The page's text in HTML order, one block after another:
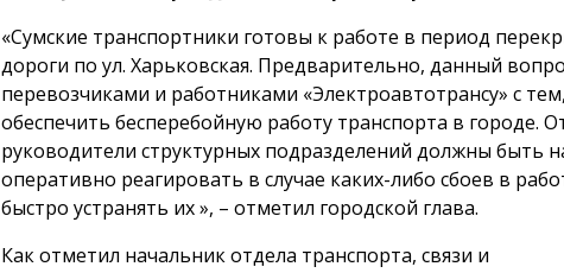
«Сумские транспортники готовы к работе в период
дороги по ул. Харьковская. Предварительно, данный
перевозчиками и работниками «Электроавтотрансу» с
обеспечить бесперебойную работу транспорта в городе.
руководители структурных подразделений должны быть
оперативно реагировать в случае каких-либо сбоев в
быстро устранять их », – отметил городской глава.
Как отметил начальник отдела транспорта, связи и